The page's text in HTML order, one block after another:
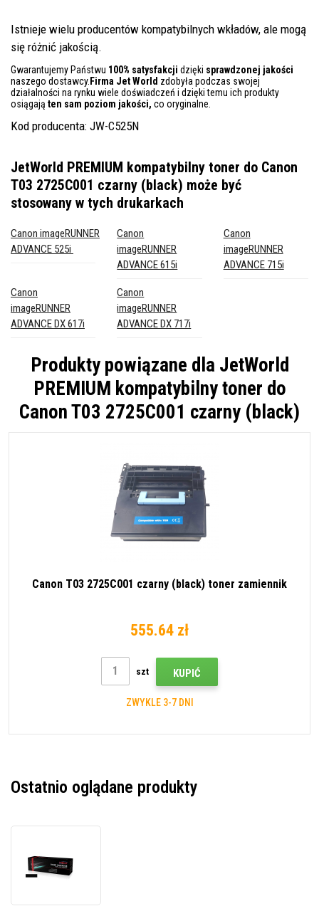
Istnieje wielu producentów kompatybilnych wkładów, ale mogą
się różnić jakością.
Gwarantujemy Państwu 100% satysfakcji dzięki sprawdzonej jakości
naszego dostawcy. Firma Jet World zdobyła podczas swojej
działalności na rynku wiele doświadczeń i dzięki temu ich produkty
osiągają ten sam poziom jakości, co oryginalne.
Kod producenta: JW-C525N
JetWorld PREMIUM kompatybilny toner do Canon
T03 2725C001 czarny (black) może być
stosowany w tych drukarkach
Canon imageRUNNER
ADVANCE 525i
Canon
imageRUNNER
ADVANCE 615i
Canon
imageRUNNER
ADVANCE 715i
Canon
imageRUNNER
ADVANCE DX 617i
Canon
imageRUNNER
ADVANCE DX 717i
Produkty powiązane dla JetWorld
PREMIUM kompatybilny toner do
Canon T03 2725C001 czarny (black)
Canon T03 2725C001 czarny (black) toner zamiennik
555.64 zł
szt KUPIĆ
ZWYKLE 3-7 DNI
Ostatnio oglądane produkty